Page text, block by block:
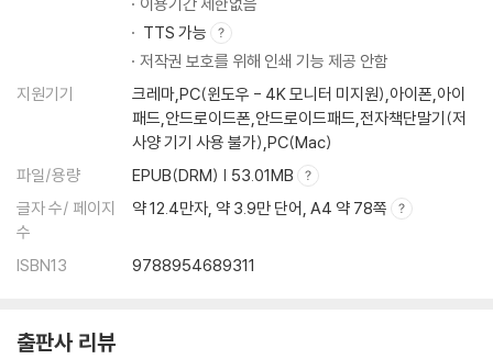
TTS 가능
저작권 보호를 위해 인쇄 기능 제공 안함
지원기기
크레마,PC(윈도우 - 4K 모니터 미지원),아이폰,아이
패드,안드로이드폰,안드로이드패드,전자책단말기(저
사양 기기 사용 불가),PC(Mac)
파일/용량
EPUB(DRM) | 53.01MB
글자 수/ 페이지
수
약 12.4만자, 약 3.9만 단어, A4 약 78쪽
ISBN13 9788954689311
출판사 리뷰